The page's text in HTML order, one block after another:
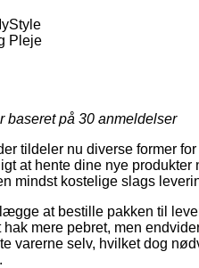
Pleje
baseret på 30 anmeldelser
tildeler nu diverse former
at hente dine nye
mindst kostelige slags
at bestille pakken til
mere pebret, men
varerne selv, hvilket dog